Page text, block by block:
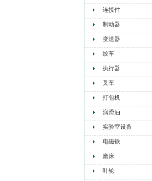
连接件
制动器
变送器
绞车
执行器
叉车
打包机
润滑油
实验室设备
电磁铁
磨床
叶轮